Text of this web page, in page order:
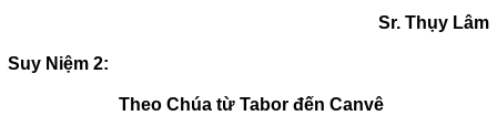
Sr. Thụy Lâm
Suy Niệm 2:
Theo Chúa từ Tabor đến Canvê